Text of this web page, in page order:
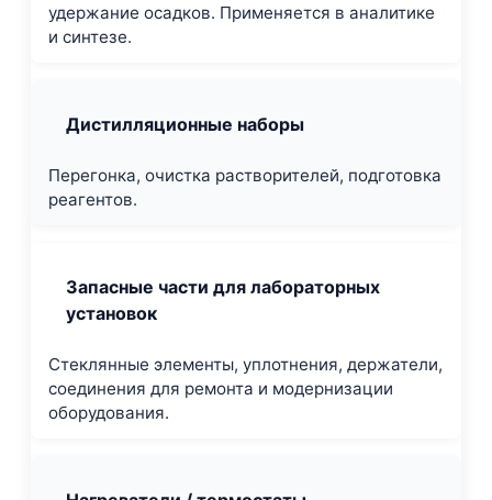
удержание осадков. Применяется в аналитике
и синтезе.
Дистилляционные наборы
Перегонка, очистка растворителей, подготовка
реагентов.
Запасные части для лабораторных
установок
Стеклянные элементы, уплотнения, держатели,
соединения для ремонта и модернизации
оборудования.